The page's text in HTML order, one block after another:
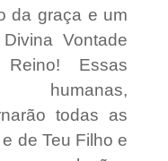
da graça e um
Vontade
Essas
humanas,
todas as
de Teu Filho e